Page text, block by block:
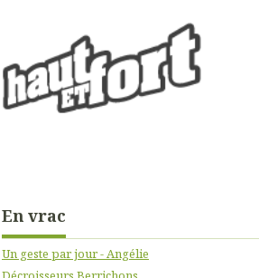
En vrac
Un geste par jour - Angélie